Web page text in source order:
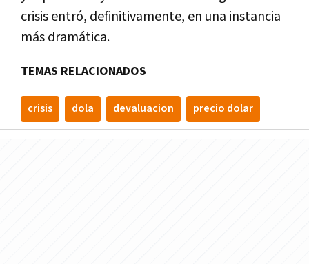
crisis entró, definitivamente, en una instancia
más dramática.
TEMAS RELACIONADOS
crisis dola devaluacion precio dolar